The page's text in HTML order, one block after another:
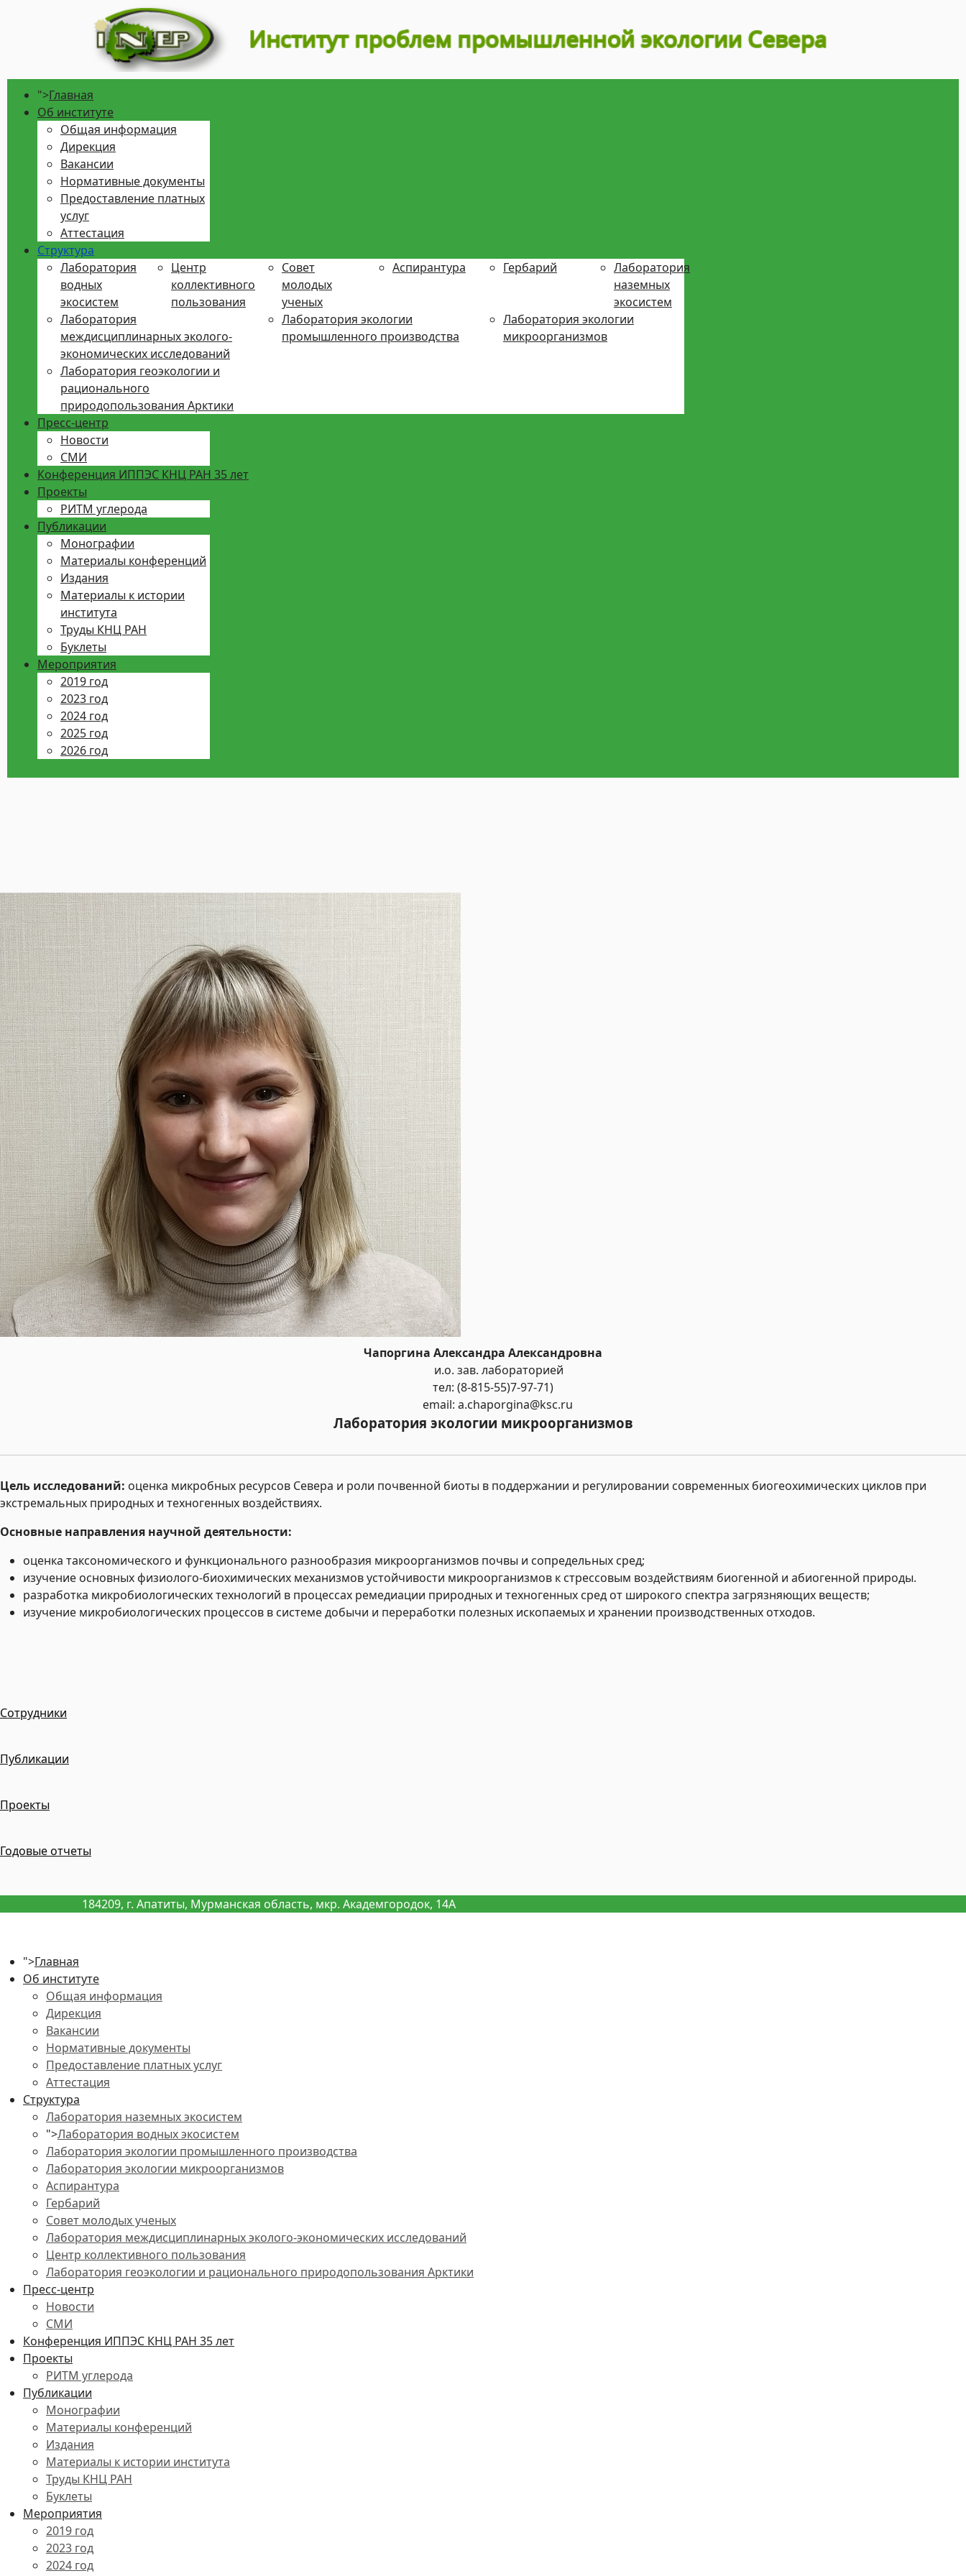
">Главная
Об институте
Общая информация
Дирекция
Вакансии
Нормативные документы
Предоставление платных
услуг
Аттестация
Структура
Лаборатория
водных
экосистем
Центр
коллективного
пользования
Совет
молодых
ученых
Аспирантура Гербарий
Лаборатория
наземных
экосистем
Лаборатория
междисциплинарных эколого-
экономических исследований
Лаборатория экологии
промышленного производства
Лаборатория экологии
микроорганизмов
Лаборатория геоэкологии и
рационального
природопользования Арктики
Пресс-центр
Новости
СМИ
Конференция ИППЭС КНЦ РАН 35 лет
Проекты
РИТМ углерода
Публикации
Монографии
Материалы конференций
Издания
Материалы к истории
института
Труды КНЦ РАН
Буклеты
Мероприятия
2019 год
2023 год
2024 год
2025 год
2026 год
Чапоргина Александра Александровна
и.о. зав. лабораторией
тел: (8-815-55)7-97-71)
email: a.chaporgina@ksc.ru
Лаборатория экологии микроорганизмов
Цель исследований: оценка микробных ресурсов Севера и роли почвенной биоты в поддержании и регулировании современных биогеохимических циклов при
экстремальных природных и техногенных воздействиях.
Основные направления научной деятельности:
оценка таксономического и функционального разнообразия микроорганизмов почвы и сопредельных сред;
изучение основных физиолого-биохимических механизмов устойчивости микроорганизмов к стрессовым воздействиям биогенной и абиогенной природы.
разработка микробиологических технологий в процессах ремедиации природных и техногенных сред от широкого спектра загрязняющих веществ;
изучение микробиологических процессов в системе добычи и переработки полезных ископаемых и хранении производственных отходов.
Сотрудники
Публикации
Проекты
Годовые отчеты
184209, г. Апатиты, Мурманская область, мкр. Академгородок, 14А
">Главная
Об институте
Общая информация
Дирекция
Вакансии
Нормативные документы
Предоставление платных услуг
Аттестация
Структура
Лаборатория наземных экосистем
">Лаборатория водных экосистем
Лаборатория экологии промышленного производства
Лаборатория экологии микроорганизмов
Аспирантура
Гербарий
Совет молодых ученых
Лаборатория междисциплинарных эколого-экономических исследований
Центр коллективного пользования
Лаборатория геоэкологии и рационального природопользования Арктики
Пресс-центр
Новости
СМИ
Конференция ИППЭС КНЦ РАН 35 лет
Проекты
РИТМ углерода
Публикации
Монографии
Материалы конференций
Издания
Материалы к истории института
Труды КНЦ РАН
Буклеты
Мероприятия
2019 год
2023 год
2024 год